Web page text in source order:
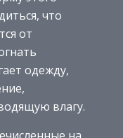
что
от
одежду,
влагу.